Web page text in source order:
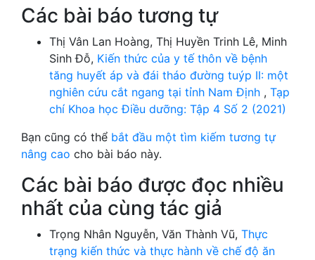
Các bài báo tương tự
Thị Vân Lan Hoàng, Thị Huyền Trinh Lê, Minh
Sinh Đỗ, Kiến thức của y tế thôn về bệnh
tăng huyết áp và đái tháo đường tuýp II: một
nghiên cứu cắt ngang tại tỉnh Nam Định , Tạp
chí Khoa học Điều dưỡng: Tập 4 Số 2 (2021)
Bạn cũng có thể bắt đầu một tìm kiếm tương tự
nâng cao cho bài báo này.
Các bài báo được đọc nhiều
nhất của cùng tác giả
Trọng Nhân Nguyễn, Văn Thành Vũ, Thực
trạng kiến thức và thực hành về chế độ ăn